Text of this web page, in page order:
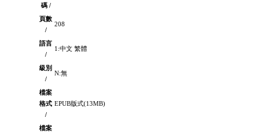
碼 /
頁數
/
208
語言
/
1:中文 繁體
級別
/
N:無
檔案
格式
/
EPUB版式(13MB)
檔案